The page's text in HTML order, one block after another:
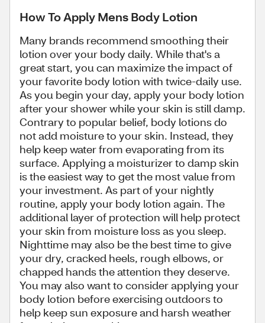
How To Apply Mens Body Lotion
Many brands recommend smoothing their
lotion over your body daily. While that's a
great start, you can maximize the impact of
your favorite body lotion with twice-daily use.
As you begin your day, apply your body lotion
after your shower while your skin is still damp.
Contrary to popular belief, body lotions do
not add moisture to your skin. Instead, they
help keep water from evaporating from its
surface. Applying a moisturizer to damp skin
is the easiest way to get the most value from
your investment. As part of your nightly
routine, apply your body lotion again. The
additional layer of protection will help protect
your skin from moisture loss as you sleep.
Nighttime may also be the best time to give
your dry, cracked heels, rough elbows, or
chapped hands the attention they deserve.
You may also want to consider applying your
body lotion before exercising outdoors to
help keep sun exposure and harsh weather